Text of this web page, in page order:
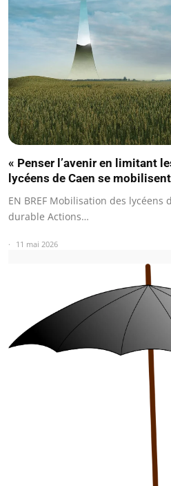
« Penser l’avenir en limitant
lycéens de Caen se
EN BREF Mobilisation des
durable Actions…
11 mai 2026